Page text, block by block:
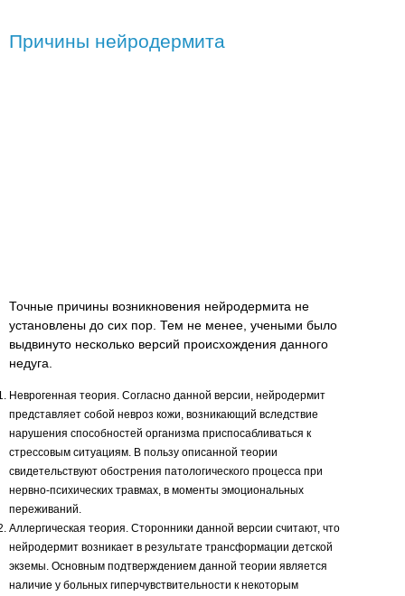
Причины нейродермита
Точные причины возникновения нейродермита не
установлены до сих пор. Тем не менее, учеными было
выдвинуто несколько версий происхождения данного
недуга.
Неврогенная теория. Согласно данной версии, нейродермит
представляет собой невроз кожи, возникающий вследствие
нарушения способностей организма приспосабливаться к
стрессовым ситуациям. В пользу описанной теории
свидетельствуют обострения патологического процесса при
нервно-психических травмах, в моменты эмоциональных
переживаний.
Аллергическая теория. Сторонники данной версии считают, что
нейродермит возникает в результате трансформации детской
экземы. Основным подтверждением данной теории является
наличие у больных гиперчувствительности к некоторым